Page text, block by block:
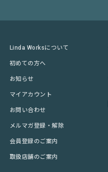
Linda Worksについて
初めての方へ
お知らせ
マイアカウント
お問い合わせ
メルマガ登録・解除
会員登録のご案内
取扱店舗のご案内